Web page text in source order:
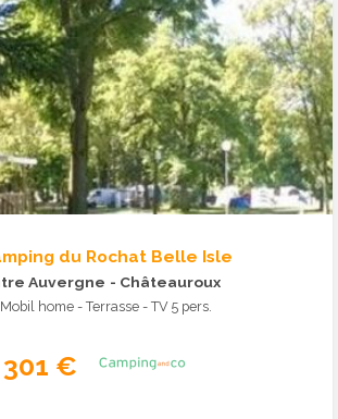
du Rochat Belle Isle
Auvergne - Châteauroux
Mobil home - Terrasse - TV 5 pers.
301 €